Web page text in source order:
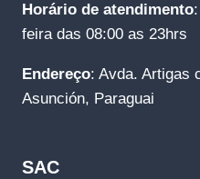
Horário de atendimento
feira das 08:00 as 23hrs
Endereço: Avda. Artigas
Asunción, Paraguai
SAC